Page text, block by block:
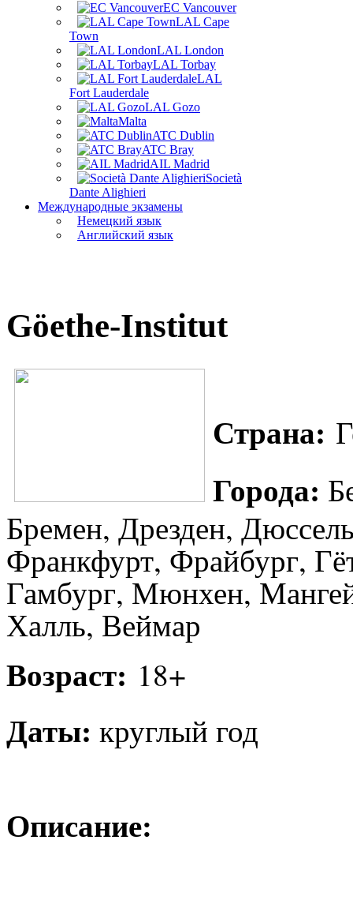
EC Vancouver
LAL Cape
Town
LAL London
LAL Torbay
LAL
Fort Lauderdale
LAL Gozo
Malta
ATC Dublin
ATC Bray
AIL Madrid
Società
Dante Alighieri
Международные экзамены
Немецкий язык
Английский язык
Göethe-Institut
Страна:
Города:
Бремен, Дрезден,
Франкфурт, Фрайбург,
Гамбург, Мюнхен,
Халль, Веймар
Возраст: 18+
Даты: круглый год
Описание: